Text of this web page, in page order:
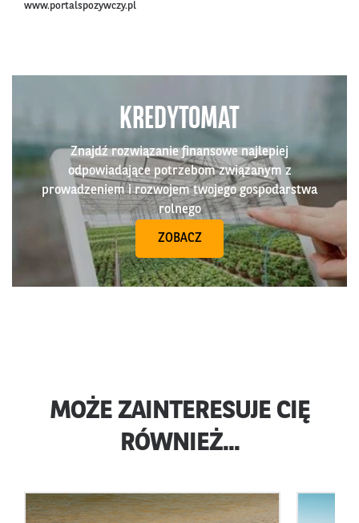
www.portalspozywczy.pl
KREDYTOMAT
Znajdź rozwiązanie finansowe najlepiej
odpowiadające potrzebom związanym z
prowadzeniem i rozwojem twojego gospodarstwa
rolnego
ZOBACZ
MOŻE ZAINTERESUJE CIĘ
RÓWNIEŻ...